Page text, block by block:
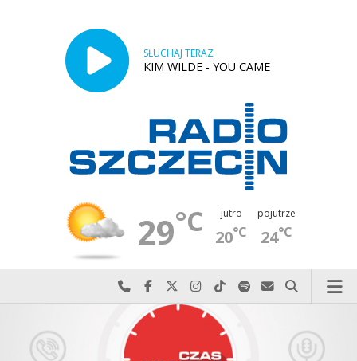
SŁUCHAJ TERAZ
KIM WILDE - YOU CAME
29°C jutro
20°C
pojutrze
24°C
Najlepiej po prostu do nas zadzwoń
Odwiedź nas na Facebook-u
Odwiedź nas na X
Odwiedź nas na Instagram-ie
Odwiedź nas na TikTok-u
Szukaj nas na Spotify
Wyślij do nas
Szukaj